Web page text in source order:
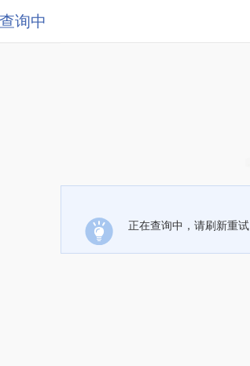
询中
正在查询中，请刷新重试